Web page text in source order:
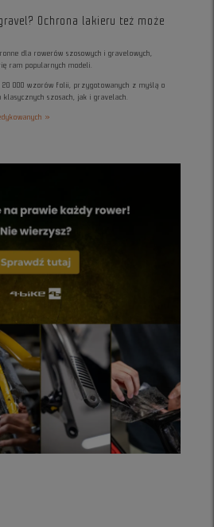
Ochrona lakieru też może
dla rowerów szosowych i gravelowych,
ram popularnych modeli.
20 000 wzorów folii, przygotowanych z myślą o
szosach, jak i gravelach.
»